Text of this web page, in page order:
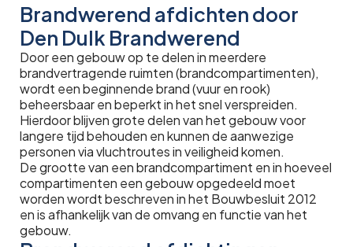
Brandwerend afdichten door
Den Dulk Brandwerend
Door een gebouw op te delen in meerdere
brandvertragende ruimten (brandcompartimenten),
wordt een beginnende brand (vuur en rook)
beheersbaar en beperkt in het snel verspreiden.
Hierdoor blijven grote delen van het gebouw voor
langere tijd behouden en kunnen de aanwezige
personen via vluchtroutes in veiligheid komen.
De grootte van een brandcompartiment en in hoeveel
compartimenten een gebouw opgedeeld moet
worden wordt beschreven in het Bouwbesluit 2012
en is afhankelijk van de omvang en functie van het
gebouw.